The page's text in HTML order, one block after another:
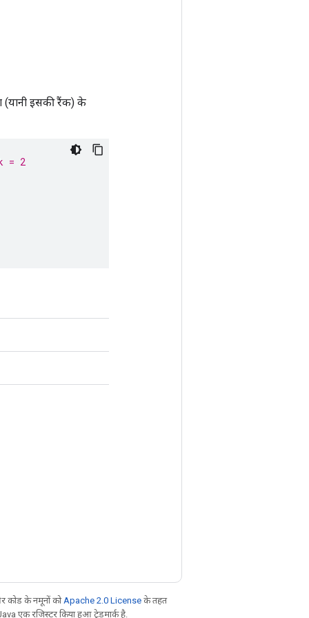
(यानी इसकी रैंक) के
= 2
कोड के नमूनों को Apache 2.0 License के तहत
एक रजिस्टर किया हुआ ट्रेडमार्क है.